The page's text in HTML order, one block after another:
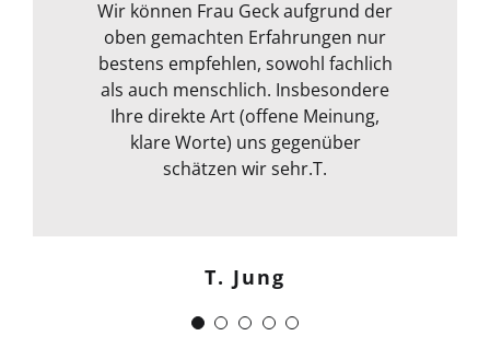
Wir können Frau Geck aufgrund der
oben gemachten Erfahrungen nur
bestens empfehlen, sowohl fachlich
als auch menschlich. Insbesondere
Ihre direkte Art (offene Meinung,
klare Worte) uns gegenüber
schätzen wir sehr.T.
T. Jung
ihre fachliche Kompetenz ab. Termin
war auch sehr kurzfristig und
spontan machbar. Die
Kommunikation war auch bestens .
Egal ob email Telefon etc… Alles in
allem kann ich sie nur
weiterempfehlen. Weiter so !
J. Schwaber
Frank Dettenbach